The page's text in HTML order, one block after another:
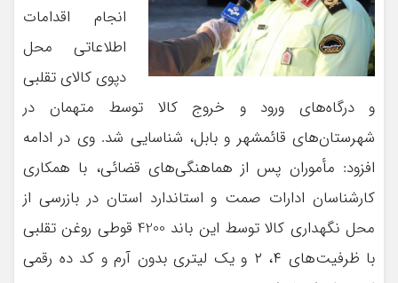
انجام اقدامات
اطلاعاتی محل
دپوی کالای تقلبی
و درگاه‌های ورود و خروج کالا توسط متهمان در
شهرستان‌های قائمشهر و بابل، شناسایی شد. وی در ادامه
افزود: مأموران پس از هماهنگی‌های قضائی، با همکاری
کارشناسان ادارات صمت و استاندارد استان در بازرسی از
محل نگهداری کالا توسط این باند 4200 قوطی روغن تقلبی
با ظرفیت‌های ۴، ۲ و یک لیتری بدون آرم و کد ده رقمی